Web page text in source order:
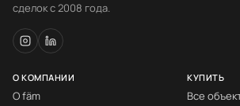
сделок с 2008 года.
О КОМПАНИИ
О fäm
КУПИТЬ
Все